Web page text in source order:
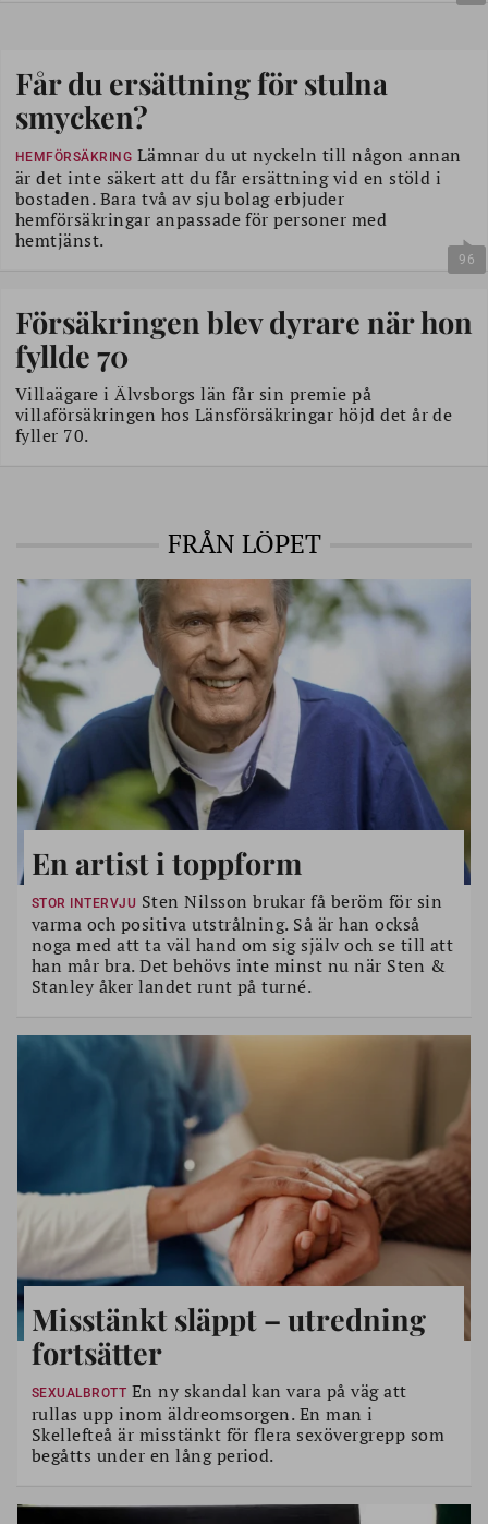
Får du ersättning för stulna
smycken?
HEMFÖRSÄKRING Lämnar du ut nyckeln till någon annan
är det inte säkert att du får ersättning vid en stöld i
bostaden. Bara två av sju bolag erbjuder
hemförsäkringar anpassade för personer med
hemtjänst.
96
Försäkringen blev dyrare när hon
fyllde 70
Villaägare i Älvsborgs län får sin premie på
villaförsäkringen hos Länsförsäkringar höjd det år de
fyller 70.
FRÅN LÖPET
En artist i toppform
STOR INTERVJU Sten Nilsson brukar få beröm för sin
varma och positiva utstrålning. Så är han också
noga med att ta väl hand om sig själv och se till att
han mår bra. Det behövs inte minst nu när Sten &
Stanley åker landet runt på turné.
Misstänkt släppt – utredning
fortsätter
SEXUALBROTT En ny skandal kan vara på väg att
rullas upp inom äldreomsorgen. En man i
Skellefteå är misstänkt för flera sexövergrepp som
begåtts under en lång period.